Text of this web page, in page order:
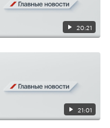
20:21
21:01